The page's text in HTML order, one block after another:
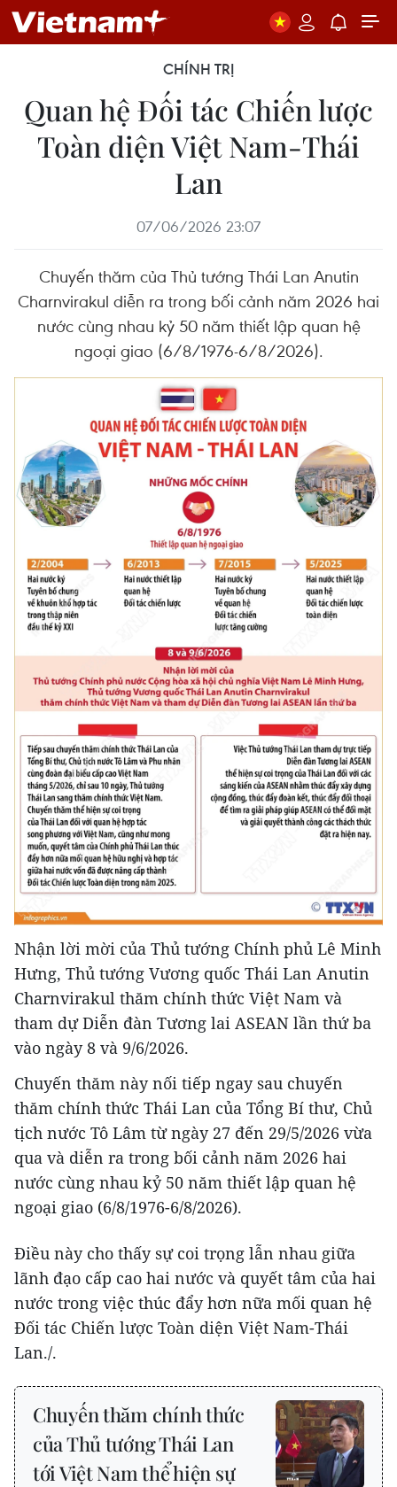
CHÍNH TRỊ
Quan hệ Đối tác Chiến lược
Toàn diện Việt Nam-Thái
Lan
07/06/2026 23:07
Chuyến thăm của Thủ tướng Thái Lan Anutin
Charnvirakul diễn ra trong bối cảnh năm 2026 hai
nước cùng nhau kỷ 50 năm thiết lập quan hệ
ngoại giao (6/8/1976-6/8/2026).
Nhận lời mời của Thủ tướng Chính phủ Lê Minh
Hưng, Thủ tướng Vương quốc Thái Lan Anutin
Charnvirakul thăm chính thức Việt Nam và
tham dự Diễn đàn Tương lai ASEAN lần thứ ba
vào ngày 8 và 9/6/2026.
Chuyến thăm này nối tiếp ngay sau chuyến
thăm chính thức Thái Lan của Tổng Bí thư, Chủ
tịch nước Tô Lâm từ ngày 27 đến 29/5/2026 vừa
qua và diễn ra trong bối cảnh năm 2026 hai
nước cùng nhau kỷ 50 năm thiết lập quan hệ
ngoại giao (6/8/1976-6/8/2026).
Điều này cho thấy sự coi trọng lẫn nhau giữa
lãnh đạo cấp cao hai nước và quyết tâm của hai
nước trong việc thúc đẩy hơn nữa mối quan hệ
Đối tác Chiến lược Toàn diện Việt Nam-Thái
Lan./.
Chuyến thăm chính thức
của Thủ tướng Thái Lan
tới Việt Nam thể hiện sự